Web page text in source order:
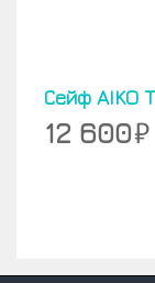
Сейф AIKO
12 600